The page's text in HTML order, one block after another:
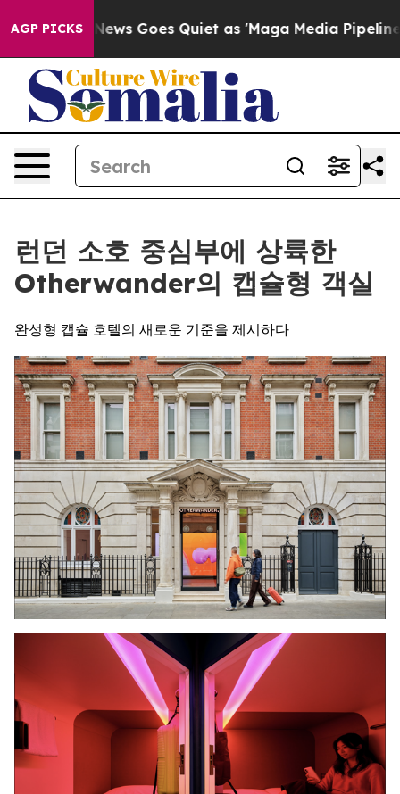
AGP PICKS
News Goes Quiet as 'Maga Media Pipeline'
런던 소호 중심부에 상륙한
Otherwander의 캡슐형 객실
완성형 캡슐 호텔의 새로운 기준을 제시하다